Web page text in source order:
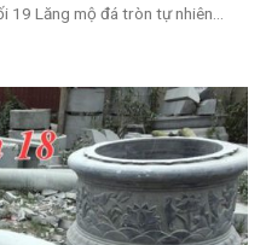
Lăng mộ đá tròn tự nhiên...